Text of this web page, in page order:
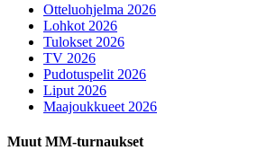
Otteluohjelma 2026
Lohkot 2026
Tulokset 2026
TV 2026
Pudotuspelit 2026
Liput 2026
Maajoukkueet 2026
Muut MM-turnaukset